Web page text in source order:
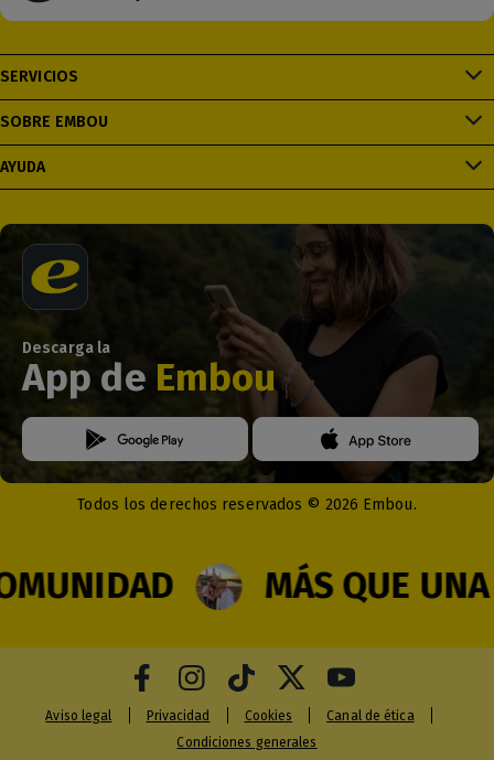
SERVICIOS
SOBRE EMBOU
AYUDA
Descarga la
App de Embou
Todos los derechos reservados © 2026 Embou.
MÁS QUE UNA
Aviso legal Privacidad Cookies
Canal de ética
Condiciones generales